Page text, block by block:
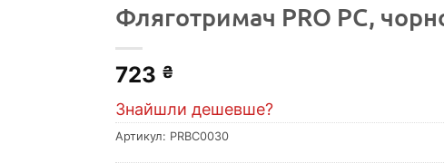
Фляготримач PRO PC,
723 ₴
Знайшли дешевше?
Артикул: PRBC0030